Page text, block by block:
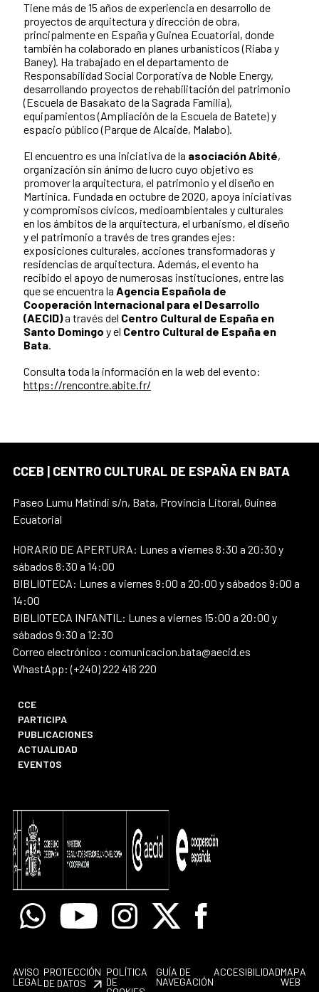
Tiene más de 15 años de experiencia en desarrollo de
proyectos de arquitectura y dirección de obra,
principalmente en España y Guinea Ecuatorial, donde
también ha colaborado en planes urbanísticos (Riaba y
Baney). Ha trabajado en el departamento de
Responsabilidad Social Corporativa de Noble Energy,
desarrollando proyectos de rehabilitación del patrimonio
(Escuela de Basakato de la Sagrada Familia),
equipamientos (Ampliación de la Escuela de Batete) y
espacio público (Parque de Alcaide, Malabo).
El encuentro es una iniciativa de la asociación Abité,
organización sin ánimo de lucro cuyo objetivo es
promover la arquitectura, el patrimonio y el diseño en
Martinica. Fundada en octubre de 2020, apoya iniciativas
y compromisos cívicos, medioambientales y culturales
en los ámbitos de la arquitectura, el urbanismo, el diseño
y el patrimonio a través de tres grandes ejes:
exposiciones culturales, acciones transformadoras y
residencias de arquitectura. Además, el evento ha
recibido el apoyo de numerosas instituciones, entre las
que se encuentra la Agencia Española de
Cooperación Internacional para el Desarrollo
(AECID)a través del Centro Cultural de España en
Santo Domingo y el Centro Cultural de España en
Bata.
Consulta toda la información en la web del evento:
https://rencontre.abite.fr/
CCEB | CENTRO CULTURAL DE ESPAÑA EN BATA
Paseo Lumu Matindi s/n, Bata, Provincia Litoral, Guinea
Ecuatorial
HORARIO DE APERTURA: Lunes a viernes 8:30 a 20:30 y
sábados 8:30 a 14:00
BIBLIOTECA: Lunes a viernes 9:00 a 20:00 y sábados 9:00 a
14:00
BIBLIOTECA INFANTIL: Lunes a viernes 15:00 a 20:00 y
sábados 9:30 a 12:30
Correo electrónico : comunicacion.bata@aecid.es
WhastApp: (+240) 222 416 220
CCE
PARTICIPA
PUBLICACIONES
ACTUALIDAD
EVENTOS
WhatsappYoutube Instagram
X Facebook
AVISO
LEGAL
PROTECCIÓN
DE DATOS
POLÍTICA
DE
GUÍA DE
NAVEGACIÓN
ACCESIBILIDADMAPA
WEB